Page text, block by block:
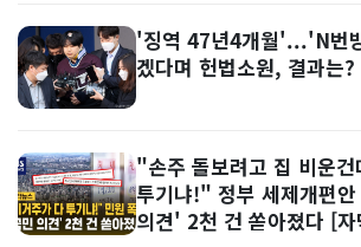
'징역 47년4개월'...'N번
겠다며 헌법소원, 결과는?
"손주 돌보려고 집 비운
투기냐!" 정부 세제개편
의견' 2천 건 쏟아졌다 [